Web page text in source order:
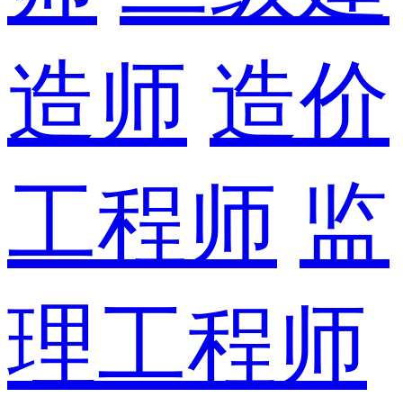
造师 造价
工程师 监
理工程师